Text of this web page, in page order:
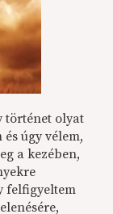
történet olyat
úgy vélem,
a kezében,
felfigyeltem